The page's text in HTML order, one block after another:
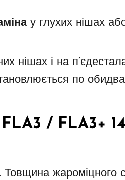
у глухих нішах
нішах і на
по
/ FLA3+
Товщина жароміцного